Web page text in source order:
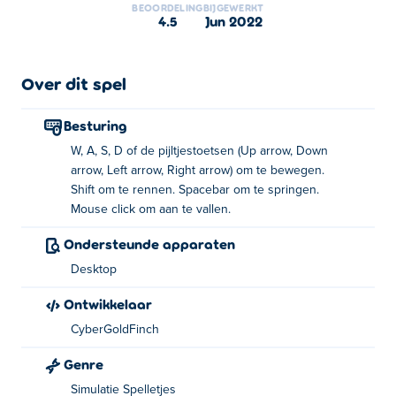
BEOORDELING
4.5
BIJGEWERKT
jun 2022
Over dit spel
Besturing
W, A, S, D of de pijltjestoetsen (Up arrow, Down
arrow, Left arrow, Right arrow) om te bewegen.
Shift om te rennen. Spacebar om te springen.
Mouse click om aan te vallen.
Ondersteunde apparaten
Desktop
Ontwikkelaar
CyberGoldFinch
Genre
Simulatie Spelletjes